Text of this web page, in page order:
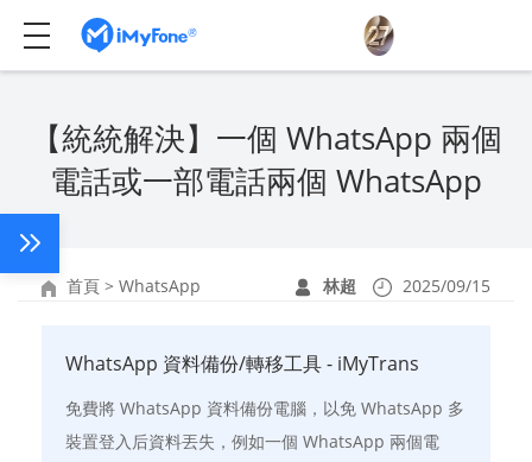
【統統解決】一個 WhatsApp 兩個
電話或一部電話兩個 WhatsApp
首頁 > WhatsApp 林超 2025/09/15
WhatsApp 資料備份/轉移工具 - iMyTrans
免費將 WhatsApp 資料備份電腦，以免 WhatsApp 多
裝置登入后資料丟失，例如一個 WhatsApp 兩個電